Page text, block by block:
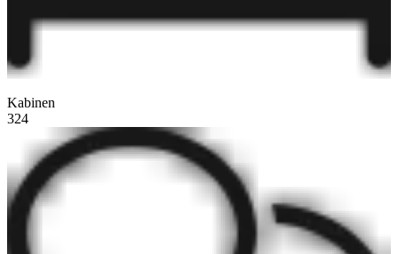
Kabinen
324